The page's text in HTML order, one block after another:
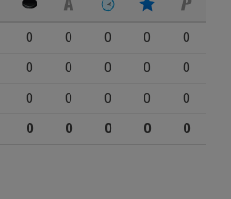
0 0 0 0
0
0 0 0 0
0
0 0 0 0
0
0 0 0 0 0